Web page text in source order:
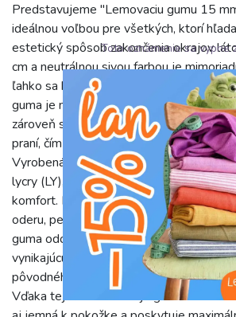
Predstavujeme "Lemovaciu gumu 15
ideálnou voľbou pre všetkých, ktorí
estetický spôsob zakončenia okrajov
cm a neutrálnou sivou farbou je
ľahko sa kombinuje s rôznymi farebnými
guma je navrhnutá tak, aby poskytovala
zároveň si udržala svoj tvar aj po
praní, čím zaručuje dlhotrvajúcu kvalitu
Vyrobená z prvotriednej zmesi 95%
lycry (LY), táto lemovacia guma zaručuje
komfort. Polyamid dodáva materiálu
oderu, pevnosť a hladký, príjemný dotyk,
guma odolná a dlhoveká. Pridaná lycra
vynikajúcu elasticitu, flexibilitu a
pôvodného stavu, čo je kľúčové pre
Vďaka tejto kombinácii je guma nielen
Toto oznámenie sa vypne